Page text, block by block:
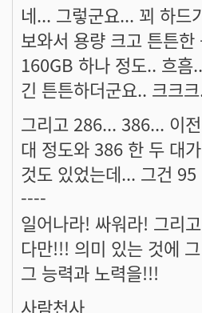
네... 그렇군요... 꾀 하드
보와서 용량 크고 튼튼
160GB 하나 정도.. 흐흠
긴 튼튼하더군요.. 크크
그리고 286... 386... 이
대 정도와 386 한 두 대
것도 있었는데... 그건
----
일어나라! 싸워라! 그리
다만!!! 의미 있는 것에
그 능력과 노력을!!!
사람천사